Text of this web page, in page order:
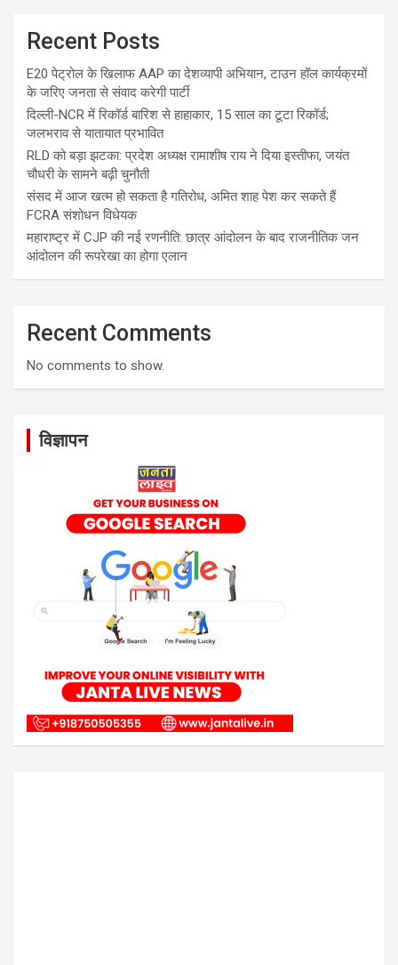
Recent Posts
E20 पेट्रोल के खिलाफ AAP का देशव्यापी अभियान, टाउन हॉल कार्यक्रमों
के जरिए जनता से संवाद करेगी पार्टी
दिल्ली-NCR में रिकॉर्ड बारिश से हाहाकार, 15 साल का टूटा रिकॉर्ड;
जलभराव से यातायात प्रभावित
RLD को बड़ा झटका: प्रदेश अध्यक्ष रामाशीष राय ने दिया इस्तीफा, जयंत
चौधरी के सामने बढ़ी चुनौती
संसद में आज खत्म हो सकता है गतिरोध, अमित शाह पेश कर सकते हैं
FCRA संशोधन विधेयक
महाराष्ट्र में CJP की नई रणनीति: छात्र आंदोलन के बाद राजनीतिक जन
आंदोलन की रूपरेखा का होगा एलान
Recent Comments
No comments to show.
विज्ञापन